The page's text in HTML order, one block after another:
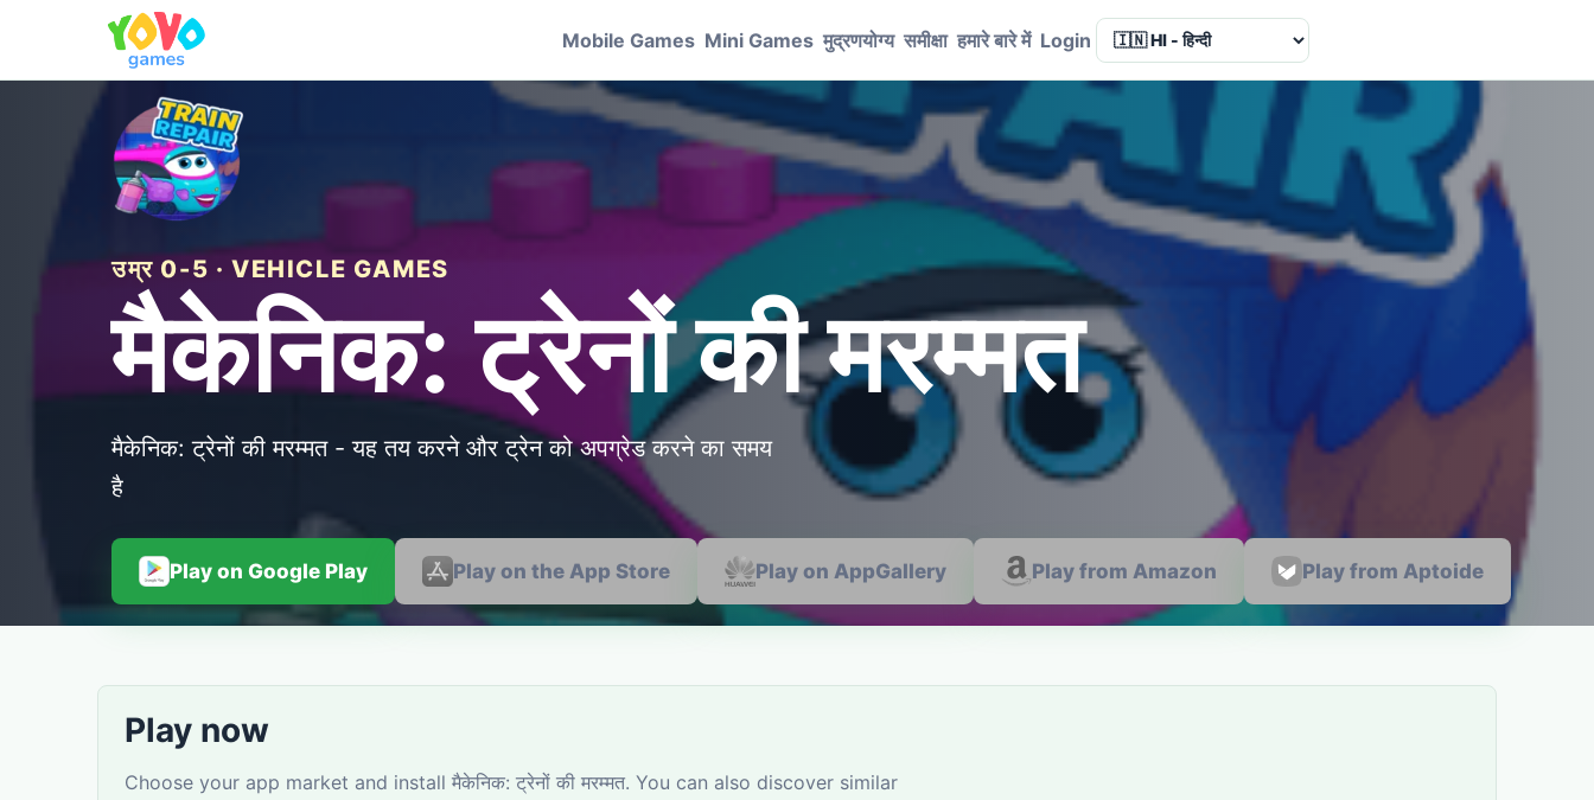
Mobile Games Mini Games मुद्रणयोग्य समीक्षा हमारे बारे में Login Language
उम्र 0-5 · VEHICLE GAMES
मैकेनिक: ट्रेनों की मरम्मत
मैकेनिक: ट्रेनों की मरम्मत - यह तय करने और ट्रेन को अपग्रेड करने का समय
है
Play on Google Play Play on the App Store Play on AppGallery Play from Amazon Play from Aptoide
Play now
Choose your app market and install मैकेनिक: ट्रेनों की मरम्मत. You can also discover similar